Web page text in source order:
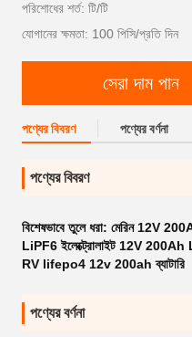
পরিশোধের শর্ত: টি/টি
যোগানের ক্ষমতা: 100 পিসি/প্রতি দিন
সেরা দাম পান
পণ্যের বিবরণ পণ্যের বর্ণনা
পণ্যের বিবরণ
বিশেষভাবে তুলে ধরা: মেরিন 12V
LiPF6 ইলেক্ট্রোলাইট 12V 200Ah
RV lifepo4 12v 200ah ব্যাটারি
পণ্যের বর্ণনা